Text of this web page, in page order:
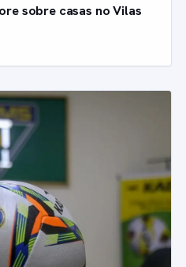
sobre casas no Vilas